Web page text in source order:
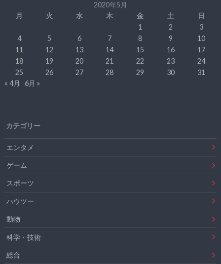
2020年5月
月
火 水 木 金 土
日
1
2
3
4
5 6 7 8 9
10
11
12 13 14 15 16
17
18
19 20 21 22 23
24
25
26 27 28 29 30
31
« 4月
6月 »
カテゴリー
エンタメ
ゲーム
スポーツ
ハウツー
動物
科学・技術
総合